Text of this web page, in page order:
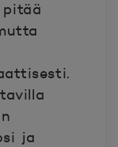
pitää
ja